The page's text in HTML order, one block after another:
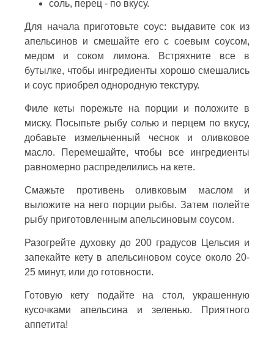
соль, перец - по вкусу.
Для начала приготовьте соус: выдавите сок из
апельсинов и смешайте его с соевым соусом,
медом и соком лимона. Встряхните все в
бутылке, чтобы ингредиенты хорошо смешались
и соус приобрел однородную текстуру.
Филе кеты порежьте на порции и положите в
миску. Посыпьте рыбу солью и перцем по вкусу,
добавьте измельченный чеснок и оливковое
масло. Перемешайте, чтобы все ингредиенты
равномерно распределились на кете.
Смажьте противень оливковым маслом и
выложите на него порции рыбы. Затем полейте
рыбу приготовленным апельсиновым соусом.
Разогрейте духовку до 200 градусов Цельсия и
запекайте кету в апельсиновом соусе около 20-
25 минут, или до готовности.
Готовую кету подайте на стол, украшенную
кусочками апельсина и зеленью. Приятного
аппетита!